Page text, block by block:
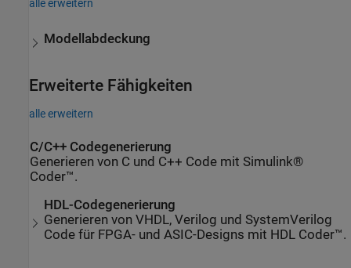
alle erweitern
Modellabdeckung
Erweiterte Fähigkeiten
alle erweitern
C/C++ Codegenerierung
Generieren von C und C++ Code mit Simulink®
Coder™.
HDL-Codegenerierung
Generieren von VHDL, Verilog und SystemVerilog
Code für FPGA- und ASIC-Designs mit HDL Coder™.